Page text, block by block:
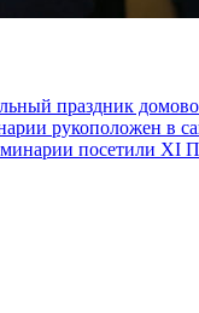
праздник
рукоположен в
посетили XI